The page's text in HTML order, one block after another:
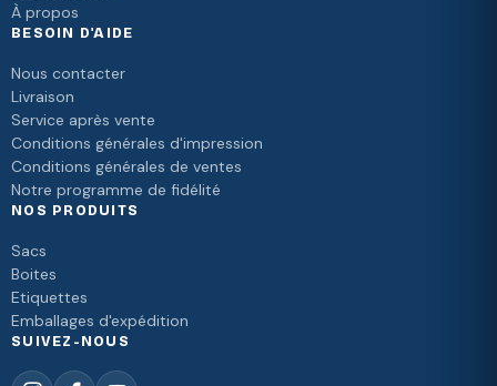
À propos
BESOIN D'AIDE
Nous contacter
Livraison
Service après vente
Conditions générales d'impression
Conditions générales de ventes
Notre programme de fidélité
NOS PRODUITS
Sacs
Boites
Etiquettes
Emballages d'expédition
SUIVEZ-NOUS